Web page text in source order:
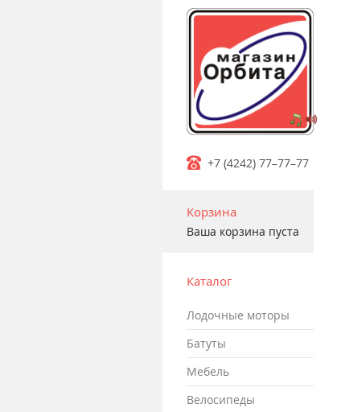
m
+7 (4242) 77–77–77
Корзина
Ваша корзина пуста
Каталог
лодочные моторы
батуты
мебель
велосипеды